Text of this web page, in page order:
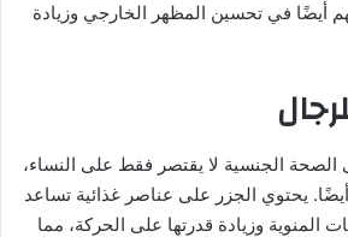
أيضًا في تحسين المظهر الخارجي وزيادة
الصحة الجنسية لا يقتصر فقط على النساء،
يحتوي الجزر على عناصر غذائية تساعد
المنوية وزيادة قدرتها على الحركة، مما